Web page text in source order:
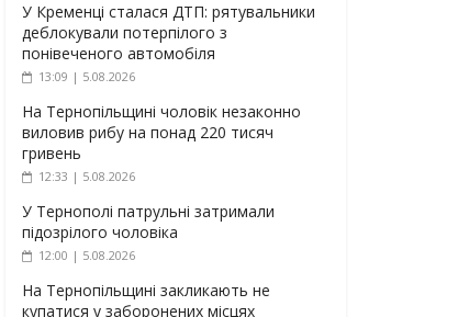
У Кременці сталася ДТП: рятувальники
деблокували потерпілого з
понівеченого автомобіля
13:09 | 5.08.2026
На Тернопільщині чоловік незаконно
виловив рибу на понад 220 тисяч
гривень
12:33 | 5.08.2026
У Тернополі патрульні затримали
підозрілого чоловіка
12:00 | 5.08.2026
На Тернопільщині закликають не
купатися у заборонених місцях